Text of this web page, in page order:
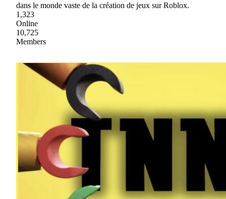
dans le monde vaste de la création de jeux sur Roblox.
1,323
Online
10,725
Members